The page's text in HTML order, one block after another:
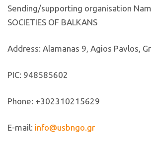
Sending/supporting organisation
SOCIETIES OF BALKANS
Address: Alamanas 9, Agios Pavlos,
PIC: 948585602
Phone: +302310215629
E-mail: info@usbngo.gr